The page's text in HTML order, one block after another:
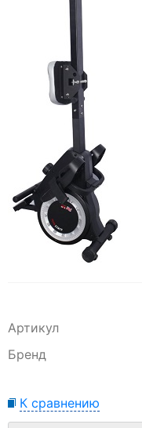
Артикул
Бренд
К сравнению